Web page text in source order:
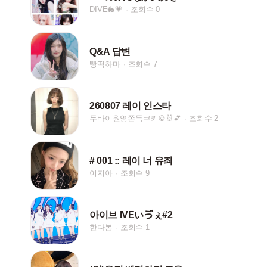
DIVE🐇💗 조회수 0
Q&A 답변
빵떡하마 조회수 7
260807 레이 인스타
두바이원영쫀득쿠키🍪🐰💕 조회수 2
# 001 :: 레이 너 유죄
이지아 조회수 9
아이브 IVEいゔぇ#2
한다봄 조회수 1